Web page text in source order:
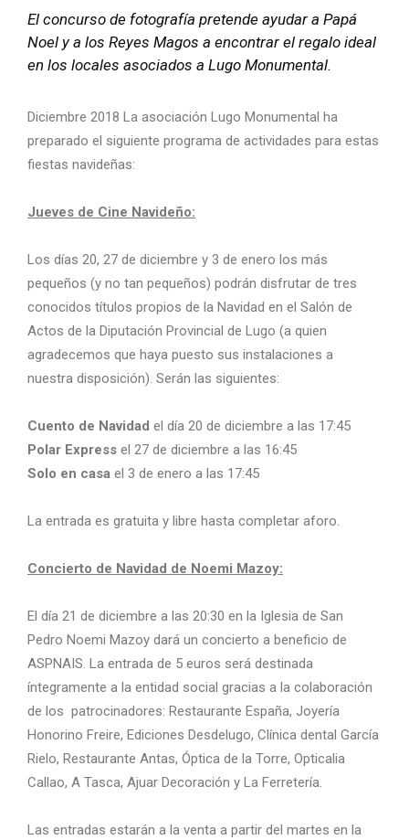
El concurso de fotografía pretende ayudar a Papá
Noel y a los Reyes Magos a encontrar el regalo ideal
en los locales asociados a Lugo Monumental.
Diciembre 2018 La asociación Lugo Monumental ha
preparado el siguiente programa de actividades para estas
fiestas navideñas:
Jueves de Cine Navideño:
Los días 20, 27 de diciembre y 3 de enero los más
pequeños (y no tan pequeños) podrán disfrutar de tres
conocidos títulos propios de la Navidad en el Salón de
Actos de la Diputación Provincial de Lugo (a quien
agradecemos que haya puesto sus instalaciones a
nuestra disposición). Serán las siguientes:
Cuento de Navidad el día 20 de diciembre a las 17:45
Polar Express el 27 de diciembre a las 16:45
Solo en casa el 3 de enero a las 17:45
La entrada es gratuita y libre hasta completar aforo.
Concierto de Navidad de Noemi Mazoy:
El día 21 de diciembre a las 20:30 en la Iglesia de San
Pedro Noemi Mazoy dará un concierto a beneficio de
ASPNAIS. La entrada de 5 euros será destinada
íntegramente a la entidad social gracias a la colaboración
de los patrocinadores: Restaurante España, Joyería
Honorino Freire, Ediciones Desdelugo, Clínica dental García
Rielo, Restaurante Antas, Óptica de la Torre, Opticalia
Callao, A Tasca, Ajuar Decoración y La Ferretería.
Las entradas estarán a la venta a partir del martes en la